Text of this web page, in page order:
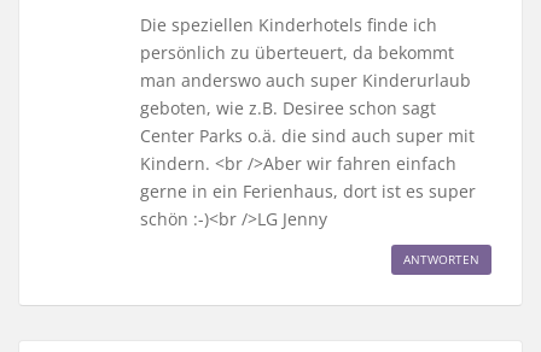
Die speziellen Kinderhotels finde ich
persönlich zu überteuert, da bekommt
man anderswo auch super Kinderurlaub
geboten, wie z.B. Desiree schon sagt
Center Parks o.ä. die sind auch super mit
Kindern. <br />Aber wir fahren einfach
gerne in ein Ferienhaus, dort ist es super
schön :-)<br />LG Jenny
ANTWORTEN